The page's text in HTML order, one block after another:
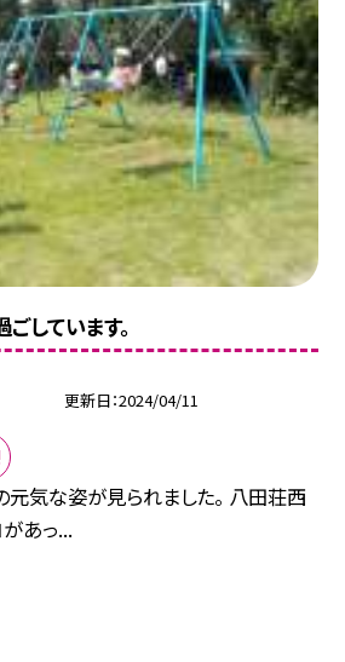
しています。
更新日 2024/04/11
元気な姿が見られました。 八田荘西
あっ...